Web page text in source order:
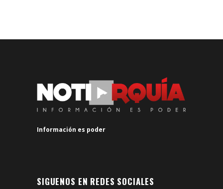
Información es poder
SIGUENOS EN REDES SOCIALES